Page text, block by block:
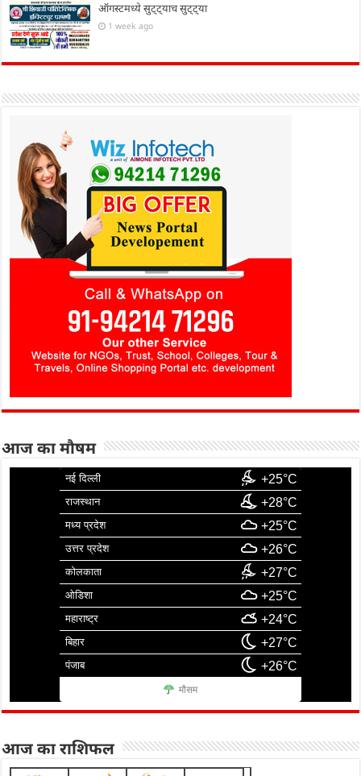
ऑगस्टमध्ये सुट्ट्याच सुट्ट्या
1 week ago
आज का मौषम
नई दिल्ली +25°C
राजस्थान +28°C
मध्य प्रदेश +25°C
उत्तर प्रदेश +26°C
कोलकाता +27°C
ओडिशा +25°C
महाराष्ट्र +24°C
बिहार +27°C
पंजाब +26°C
मौसम
आज का राशिफल